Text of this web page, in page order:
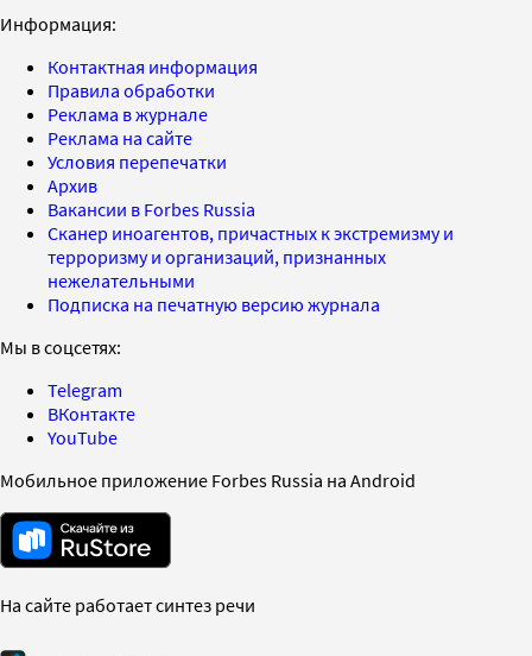
Информация:
Контактная информация
Правила обработки
Реклама в журнале
Реклама на сайте
Условия перепечатки
Архив
Вакансии в Forbes Russia
Сканер иноагентов, причастных к экстремизму и
терроризму и организаций, признанных
нежелательными
Подписка на печатную версию журнала
Мы в соцсетях:
Telegram
ВКонтакте
YouTube
Мобильное приложение Forbes Russia на Android
На сайте работает синтез речи